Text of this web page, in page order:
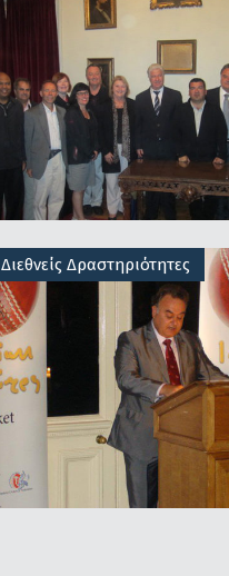
Διεθνείς Δραστηριότητες